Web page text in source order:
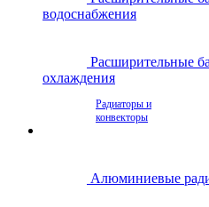
водоснабжения
Расширительные
охлаждения
Радиаторы и
конвекторы
Алюминиевые